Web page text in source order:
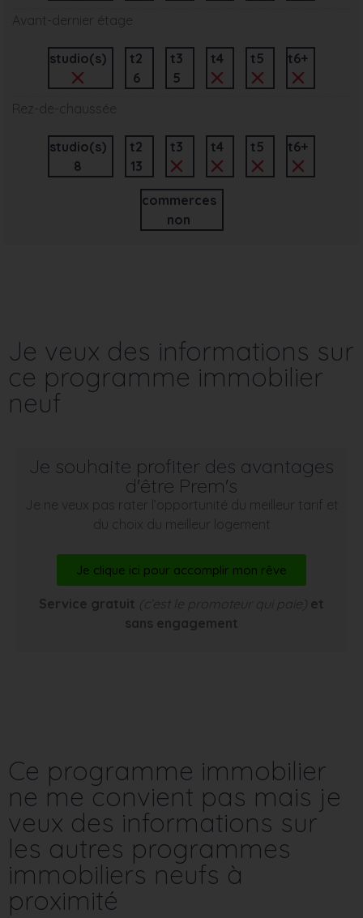
Avant-dernier étage
studio(s)
t2
6
t3
5
t4 t5 t6+
Rez-de-chaussée
studio(s)
8
t2
13
t3 t4 t5 t6+
commerces
non
Je veux des informations sur
ce programme immobilier
neuf
Je souhaite profiter des avantages
d'être Prem's
Je ne veux pas rater l’opportunité du meilleur tarif et
du choix du meilleur logement
Je clique ici pour accomplir mon rêve
Service gratuit (c’est le promoteur qui paie) et
sans engagement
Ce programme immobilier
ne me convient pas mais je
veux des informations sur
les autres programmes
immobiliers neufs à
proximité